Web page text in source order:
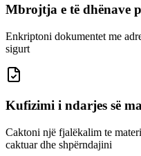
Mbrojtja e të dhënave
Enkriptoni dokumentet me
sigurt
Kufizimi i ndarjes së
Caktoni një fjalëkalim te
caktuar dhe shpërndajini